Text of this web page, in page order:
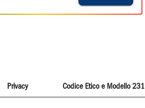
Privacy Codice Etico e Modello 231